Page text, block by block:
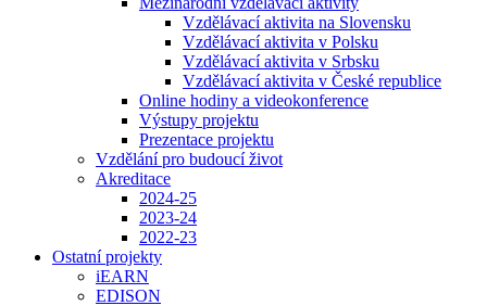
Vzdělávací aktivita na Slovensku
Vzdělávací aktivita v Polsku
Vzdělávací aktivita v Srbsku
Vzdělávací aktivita v České republice
Online hodiny a videokonference
Výstupy projektu
Prezentace projektu
Vzdělání pro budoucí život
Akreditace
2024-25
2023-24
2022-23
Ostatní projekty
iEARN
EDISON